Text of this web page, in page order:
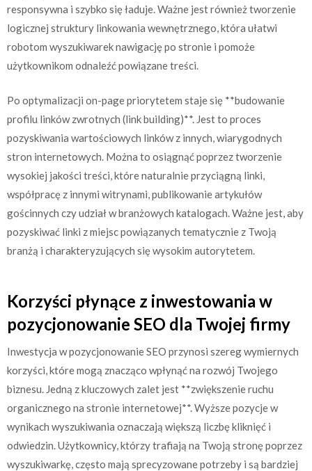
responsywna i szybko się ładuje. Ważne jest również tworzenie
logicznej struktury linkowania wewnętrznego, która ułatwi
robotom wyszukiwarek nawigację po stronie i pomoże
użytkownikom odnaleźć powiązane treści.
Po optymalizacji on-page priorytetem staje się **budowanie
profilu linków zwrotnych (link building)**. Jest to proces
pozyskiwania wartościowych linków z innych, wiarygodnych
stron internetowych. Można to osiągnąć poprzez tworzenie
wysokiej jakości treści, które naturalnie przyciągną linki,
współpracę z innymi witrynami, publikowanie artykułów
gościnnych czy udział w branżowych katalogach. Ważne jest, aby
pozyskiwać linki z miejsc powiązanych tematycznie z Twoją
branżą i charakteryzujących się wysokim autorytetem.
Korzyści płynące z inwestowania w
pozycjonowanie SEO dla Twojej firmy
Inwestycja w pozycjonowanie SEO przynosi szereg wymiernych
korzyści, które mogą znacząco wpłynąć na rozwój Twojego
biznesu. Jedną z kluczowych zalet jest **zwiększenie ruchu
organicznego na stronie internetowej**. Wyższe pozycje w
wynikach wyszukiwania oznaczają większą liczbę kliknięć i
odwiedzin. Użytkownicy, którzy trafiają na Twoją stronę poprzez
wyszukiwarkę, często mają sprecyzowane potrzeby i są bardziej